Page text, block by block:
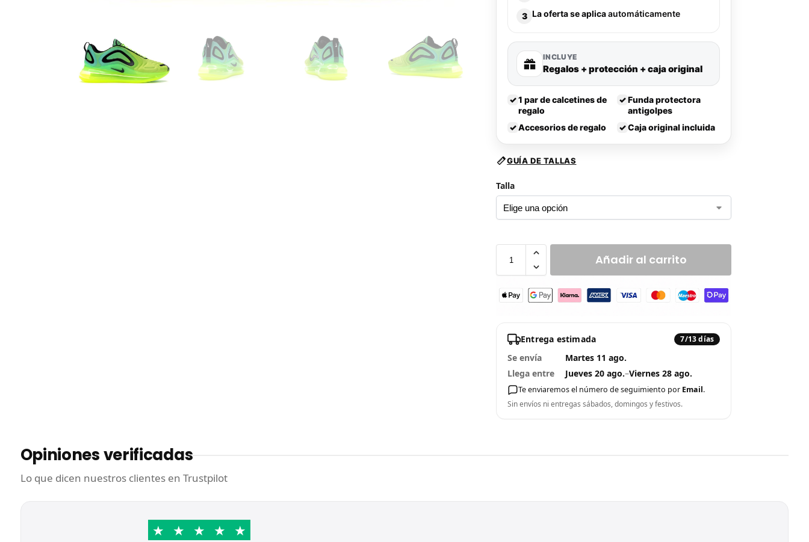
3 La oferta se aplicaautomáticamente
INCLUYE
Regalos + protección + caja original
✓1 par de calcetines de
regalo
✓ Funda protectora
antigolpes
✓Accesorios de regalo ✓ Caja original incluida
GUÍA DE TALLAS
Talla
Añadir al carrito
Entrega estimada 7/13 días
Se envía
Martes 11 ago.
Llega entre
Jueves 20 ago.–Viernes 28 ago.
Te enviaremos el número de seguimiento por Email.
Sin envíos ni entregas sábados, domingos y festivos.
Opiniones verificadas
Lo que dicen nuestros clientes en Trustpilot
★ ★ ★ ★ ★